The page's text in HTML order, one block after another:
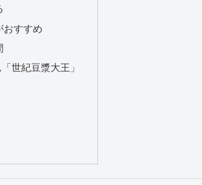
すすめ
世紀豆漿大王」